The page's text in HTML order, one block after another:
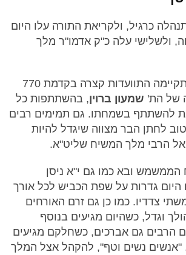
כרגיל, ולקריאת התורה עלו היום
ולשלישי עלה כ"ק אדמו"ר מלך
לאחר התפילה התקיימה התוועדות קצרה בקדמת 770
של הת' שמעון ברוין, בהשתתפות כל
להשתתף בשמחתו. גם תמימים רבים
לחתן הבר מצווה שיגדל להיות
אל הרבי מלך המשיח שליט"א.
ובא כמו גם י"א ניסן
גדרות על שפת הכביש לכל אורך
של 770 משתי צדדיו. כמו כן גם זרם האורחים
וגדל, כשהיום מגיעים בנוסף
הרבים גם אברכים, כשחלקם מגיעים
נשים וטף", להקהל אצל המלך